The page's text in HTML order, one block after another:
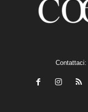
Contattaci: